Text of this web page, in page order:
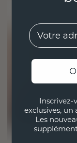
EMail
Inscrivez-
exclusives, un
Les